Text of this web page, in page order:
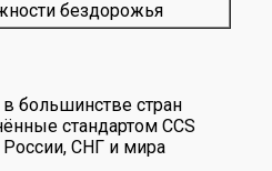
бездорожья
большинстве стран
стандартом CCS
СНГ и мира